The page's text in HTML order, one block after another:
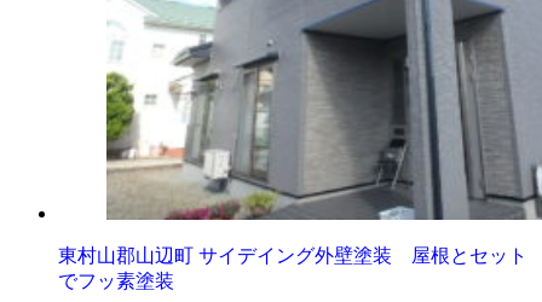
東村山郡山辺町 サイデイング外壁塗装 屋根とセット
でフッ素塗装